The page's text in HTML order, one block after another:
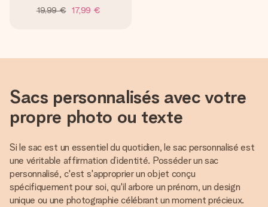
19,99 € 17,99 €
Sacs personnalisés avec votre
propre photo ou texte
Si le sac est un essentiel du quotidien, le sac personnalisé est
une véritable affirmation d’identité. Posséder un sac
personnalisé, c'est s'approprier un objet conçu
spécifiquement pour soi, qu'il arbore un prénom, un design
unique ou une photographie célébrant un moment précieux.